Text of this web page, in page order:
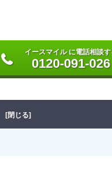
イースマイル に電話相談す
0120-091-026
[閉じる]